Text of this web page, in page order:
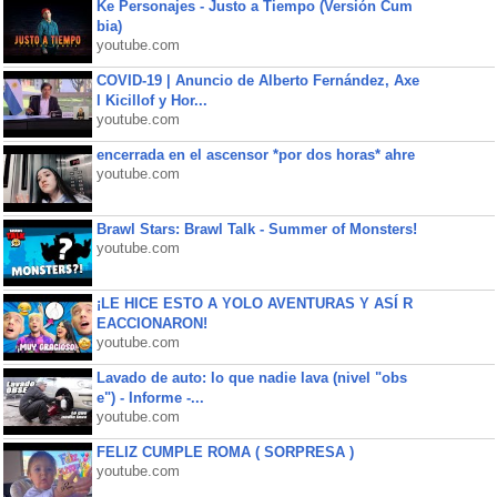
Ke Personajes - Justo a Tiempo (Versión Cum
bia)
youtube.com
COVID-19 | Anuncio de Alberto Fernández, Axe
l Kicillof y Hor...
youtube.com
encerrada en el ascensor *por dos horas* ahre
youtube.com
Brawl Stars: Brawl Talk - Summer of Monsters!
youtube.com
¡LE HICE ESTO A YOLO AVENTURAS Y ASÍ R
EACCIONARON!
youtube.com
Lavado de auto: lo que nadie lava (nivel "obs
e") - Informe -...
youtube.com
FELIZ CUMPLE ROMA ( SORPRESA )
youtube.com